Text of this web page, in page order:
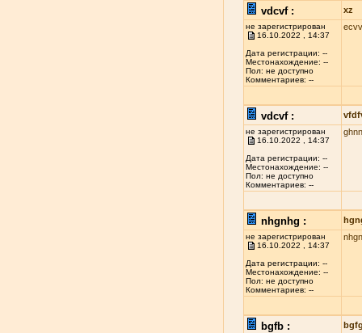
vdcvf : xz
не зарегистрирован
16.10.2022 , 14:37
Дата регистрации: --
Местонахождение: --
Пол: не доступно
Комментариев: --
vdcvf :
не зарегистрирован
16.10.2022 , 14:37
Дата регистрации: --
Местонахождение: --
Пол: не доступно
Комментариев: --
nhgnhg :
не зарегистрирован
16.10.2022 , 14:37
Дата регистрации: --
Местонахождение: --
Пол: не доступно
Комментариев: --
bgfb :